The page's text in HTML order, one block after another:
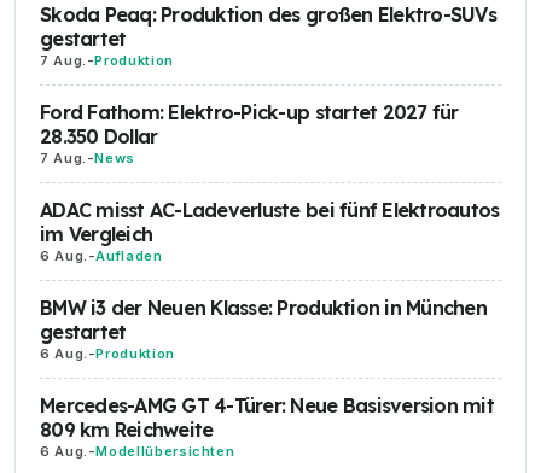
Skoda Peaq: Produktion des großen Elektro-SUVs
gestartet
7 Aug. -Produktion
Ford Fathom: Elektro-Pick-up startet 2027 für
28.350 Dollar
7 Aug. -News
ADAC misst AC-Ladeverluste bei fünf Elektroautos
im Vergleich
6 Aug. -Aufladen
BMW i3 der Neuen Klasse: Produktion in München
gestartet
6 Aug. -Produktion
Mercedes-AMG GT 4-Türer: Neue Basisversion mit
809 km Reichweite
6 Aug. -Modellübersichten